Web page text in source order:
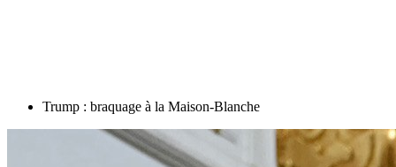
Trump : braquage à la Maison-Blanche